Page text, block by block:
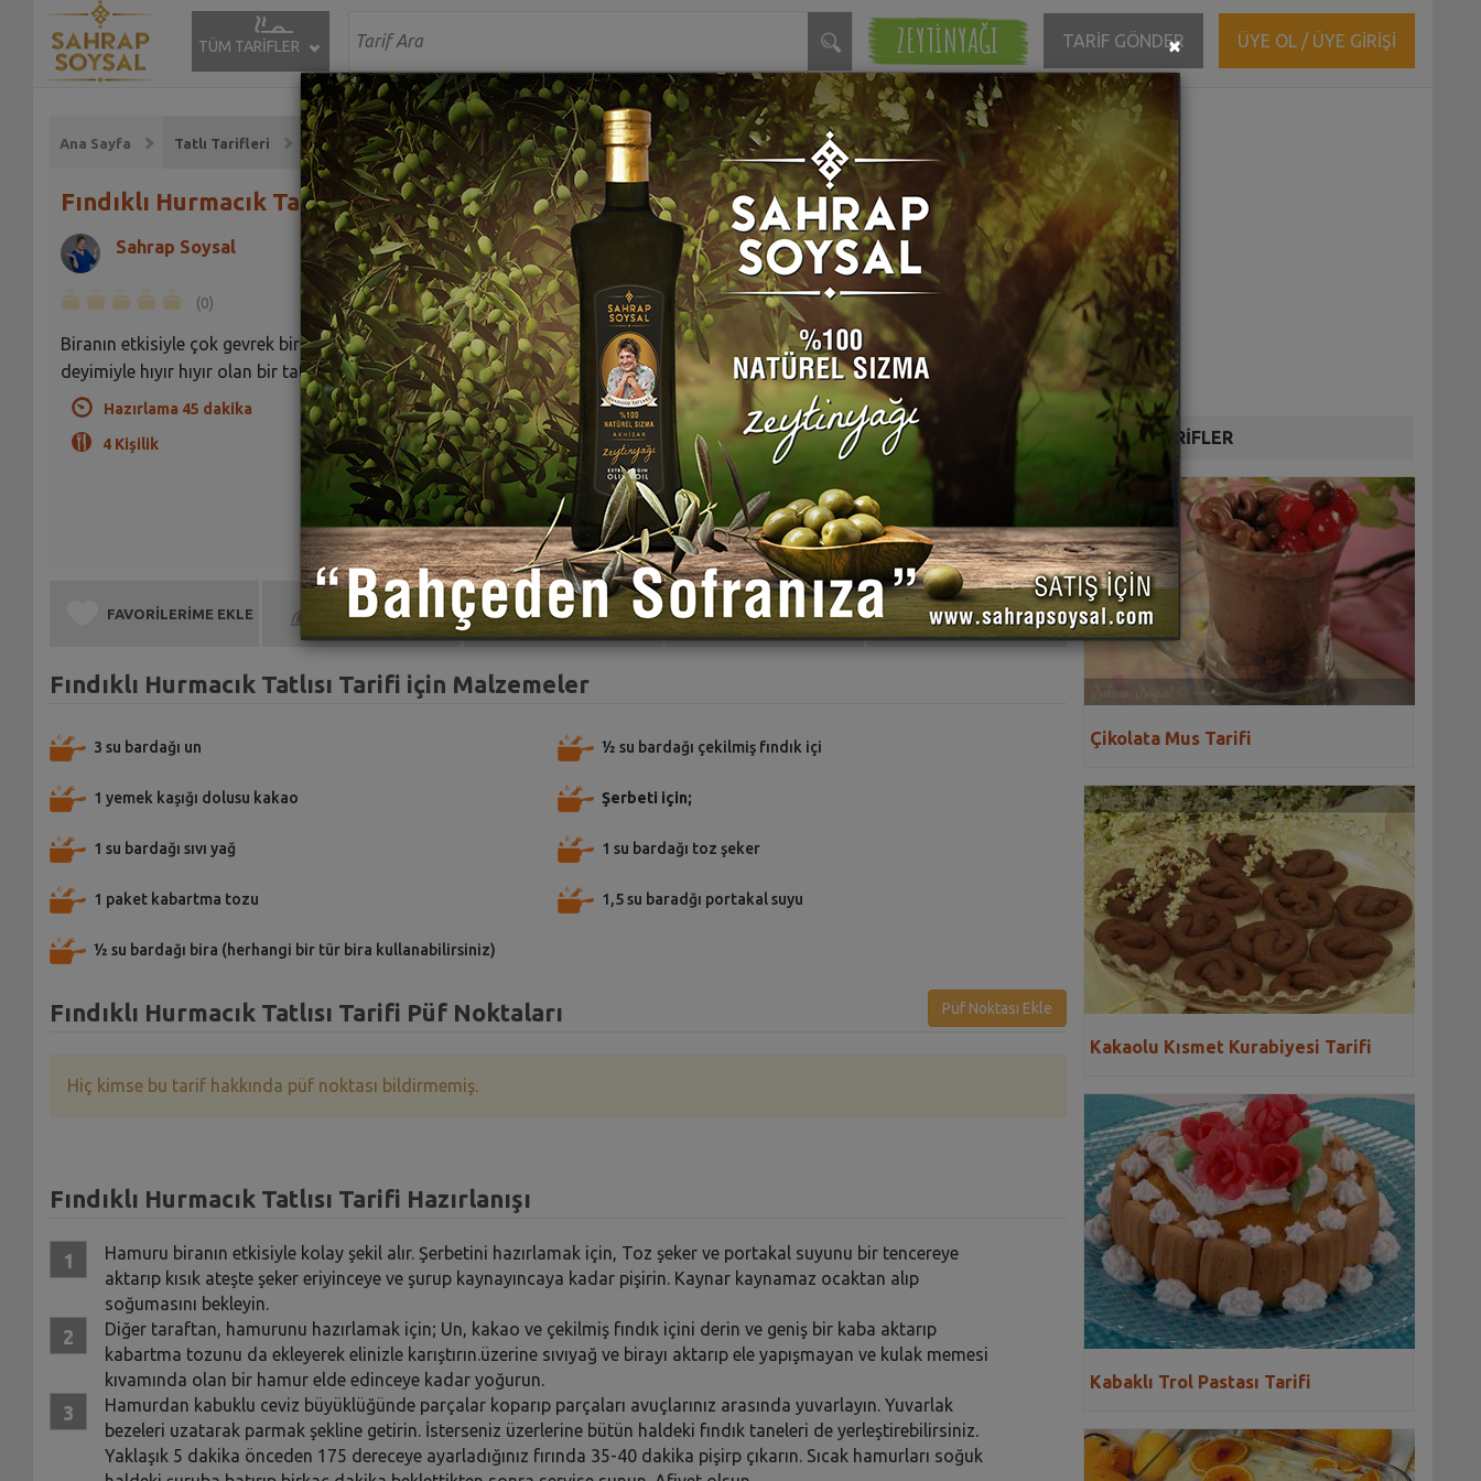
TÜM TARİFLER ZEYTİNYAĞI TARİF GÖNDER ÜYE OL / ÜYE GİRİŞİ
Ana Sayfa Tatlı Tarifleri
Fındıklı Hurmacık Tatlısı Tarifi
Sahrap Soysal
(0)
Biranın etkisiyle çok gevrek bir hal alan ve eskilerin
deyimiyle hıyır hıyır olan bir tatlıdır.
Hazırlama 45 dakika
4 Kişilik
FAVORİLERİME EKLE BEN DE YAPTIM TARİFE PUAN VER TARİFİ PAYLAŞ TARİFİ YAZDIR
Fındıklı Hurmacık Tatlısı Tarifi için Malzemeler
3 su bardağı un
1 yemek kaşığı dolusu kakao
1 su bardağı sıvı yağ
1 paket kabartma tozu
½ su bardağı bira (herhangi bir tür bira kullanabilirsiniz)
½ su bardağı çekilmiş fındık içi
Şerbeti için;
1 su bardağı toz şeker
1,5 su baradğı portakal suyu
Fındıklı Hurmacık Tatlısı Tarifi Püf Noktaları Püf Noktası Ekle
Hiç kimse bu tarif hakkında püf noktası bildirmemiş.
Fındıklı Hurmacık Tatlısı Tarifi Hazırlanışı
Hamuru biranın etkisiyle kolay şekil alır. Şerbetini hazırlamak için, Toz şeker ve portakal suyunu bir tencereye
aktarıp kısık ateşte şeker eriyinceye ve şurup kaynayıncaya kadar pişirin. Kaynar kaynamaz ocaktan alıp
soğumasını bekleyin.
Diğer taraftan, hamurunu hazırlamak için; Un, kakao ve çekilmiş fındık içini derin ve geniş bir kaba aktarıp
kabartma tozunu da ekleyerek elinizle karıştırın.üzerine sıvıyağ ve birayı aktarıp ele yapışmayan ve kulak memesi
kıvamında olan bir hamur elde edinceye kadar yoğurun.
Hamurdan kabuklu ceviz büyüklüğünde parçalar koparıp parçaları avuçlarınız arasında yuvarlayın. Yuvarlak
bezeleri uzatarak parmak şekline getirin. İsterseniz üzerlerine bütün haldeki fındık taneleri de yerleştirebilirsiniz.
Yaklaşık 5 dakika önceden 175 dereceye ayarladığınız fırında 35-40 dakika pişirp çıkarın. Sıcak hamurları soğuk
DİĞER TARİFLER
Çikolata Mus Tarifi
Kakaolu Kısmet Kurabiyesi Tarifi
Kabaklı Trol Pastası Tarifi
×Close